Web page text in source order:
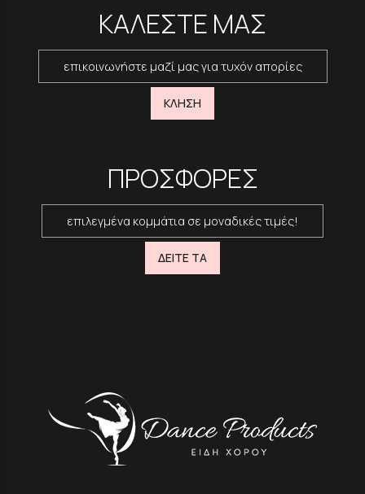
ΚΑΛΕΣΤΕ ΜΑΣ
επικοινωνήστε μαζί μας για τυχόν απορίες
ΚΛΗΣΗ
ΠΡΟΣΦΟΡΕΣ
επιλεγμένα κομμάτια σε μοναδικές τιμές!
ΔΕΙΤΕ ΤΑ